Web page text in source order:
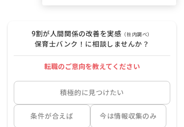
9割が人間関係の改善を実感 （社内調べ）
保育士バンク！に相談しませんか？
転職のご意向を教えてください
積極的に見つけたい
条件が合えば 今は情報収集のみ